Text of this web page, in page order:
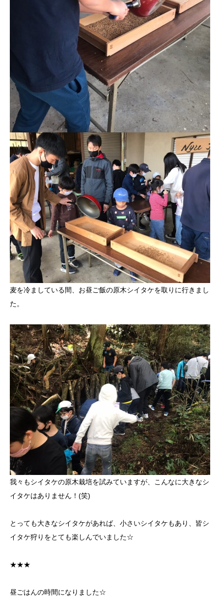
麦を冷ましている間、お昼ご飯の原木シイタケを取りに行きまし
た。
我々もシイタケの原木栽培を試みていますが、こんなに大きなシ
イタケはありません！(笑)
とっても大きなシイタケがあれば、小さいシイタケもあり、皆シ
イタケ狩りをとても楽しんでいました☆
★★★
昼ごはんの時間になりました☆